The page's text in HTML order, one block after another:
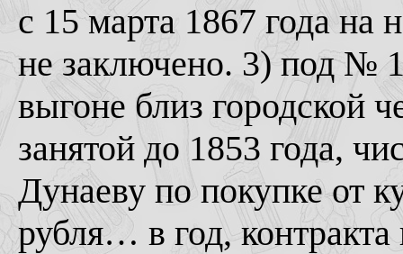
с 15 марта 1867 года на
не заключено. 3) под № 1
выгоне близ городской
занятой до 1853 года,
Дунаеву по покупке от
рубля… в год,